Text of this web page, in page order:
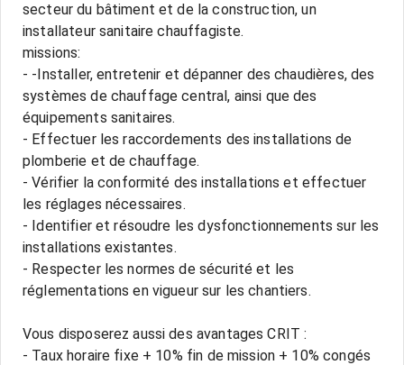
secteur du bâtiment et de la construction, un
installateur sanitaire chauffagiste.
missions:
- -Installer, entretenir et dépanner des chaudières, des
systèmes de chauffage central, ainsi que des
équipements sanitaires.
- Effectuer les raccordements des installations de
plomberie et de chauffage.
- Vérifier la conformité des installations et effectuer
les réglages nécessaires.
- Identifier et résoudre les dysfonctionnements sur les
installations existantes.
- Respecter les normes de sécurité et les
réglementations en vigueur sur les chantiers.
Vous disposerez aussi des avantages CRIT :
- Taux horaire fixe + 10% fin de mission + 10% congés